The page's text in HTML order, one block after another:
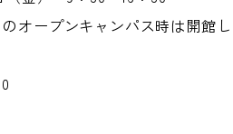
オープンキャンパス時は開館し